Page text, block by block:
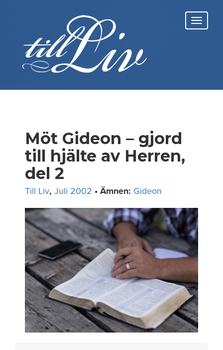
Möt Gideon – gjord
till hjälte av Herren,
del 2
Till Liv, Juli 2002 • Ämnen: Gideon